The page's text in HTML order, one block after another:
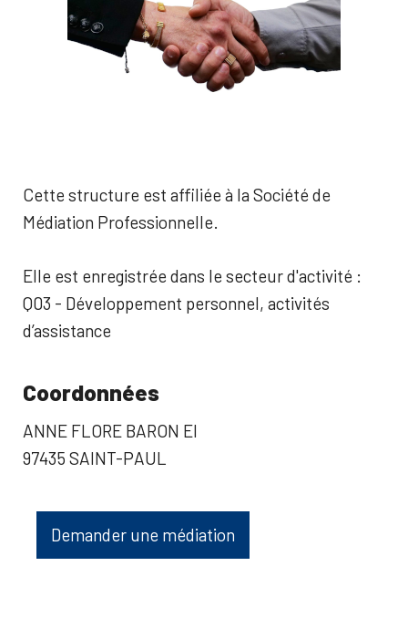
Cette structure est affiliée à la Société de
Médiation Professionnelle.
Elle est enregistrée dans le secteur d'activité :
Q03 - Développement personnel, activités
d’assistance
Coordonnées
ANNE FLORE BARON EI
97435 SAINT-PAUL
Demander une médiation